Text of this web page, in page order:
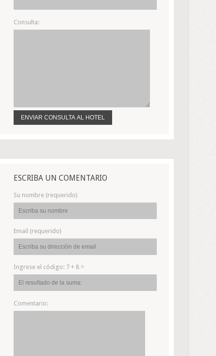
Consulta:
ESCRIBA UN COMENTARIO
Su nombre (requerido)
Email (requerido)
Ingrese el código: 7 + 8 =
Comentario: